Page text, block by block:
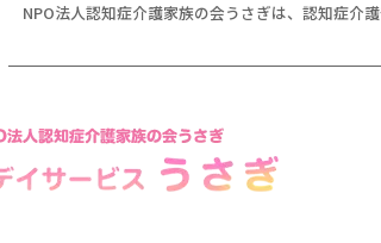
NPO法人認知症介護家族の会うさぎは、認知症介